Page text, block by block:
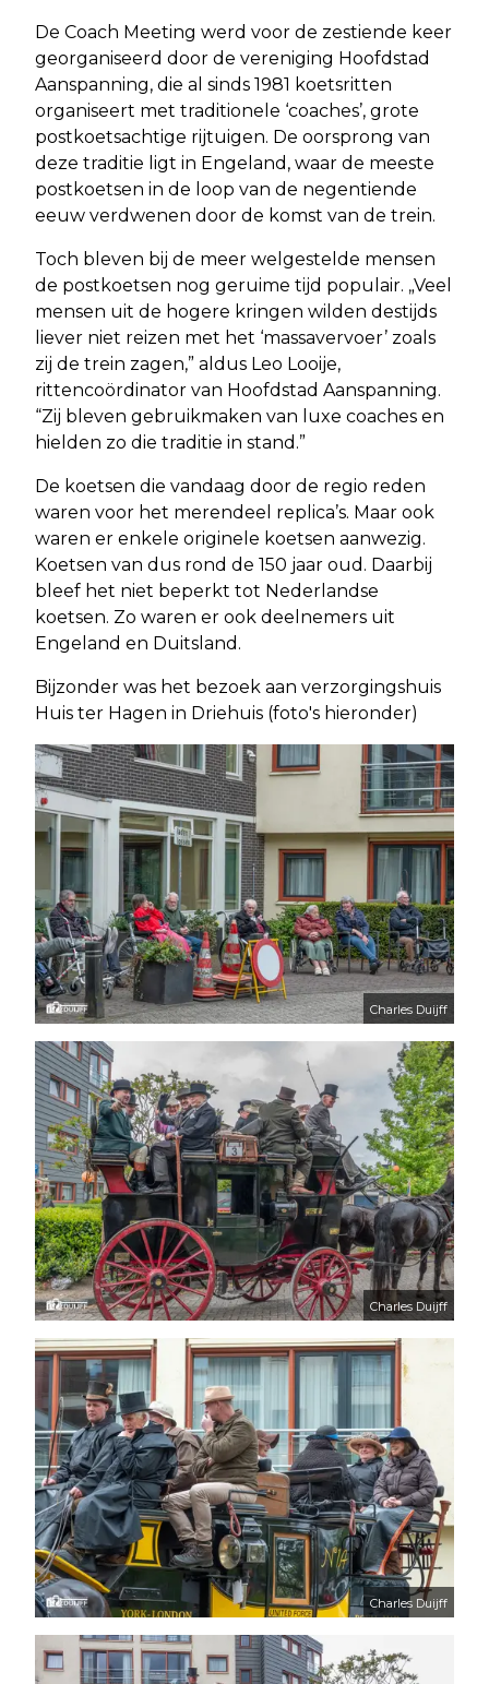
De Coach Meeting werd voor de zestiende keer
georganiseerd door de vereniging Hoofdstad
Aanspanning, die al sinds 1981 koetsritten
organiseert met traditionele ‘coaches’, grote
postkoetsachtige rijtuigen. De oorsprong van
deze traditie ligt in Engeland, waar de meeste
postkoetsen in de loop van de negentiende
eeuw verdwenen door de komst van de trein.
Toch bleven bij de meer welgestelde mensen
de postkoetsen nog geruime tijd populair. „Veel
mensen uit de hogere kringen wilden destijds
liever niet reizen met het ‘massavervoer’ zoals
zij de trein zagen,” aldus Leo Looije,
rittencoördinator van Hoofdstad Aanspanning.
“Zij bleven gebruikmaken van luxe coaches en
hielden zo die traditie in stand.”
De koetsen die vandaag door de regio reden
waren voor het merendeel replica’s. Maar ook
waren er enkele originele koetsen aanwezig.
Koetsen van dus rond de 150 jaar oud. Daarbij
bleef het niet beperkt tot Nederlandse
koetsen. Zo waren er ook deelnemers uit
Engeland en Duitsland.
Bijzonder was het bezoek aan verzorgingshuis
Huis ter Hagen in Driehuis (foto's hieronder)
Charles Duijff
Charles Duijff
Charles Duijff